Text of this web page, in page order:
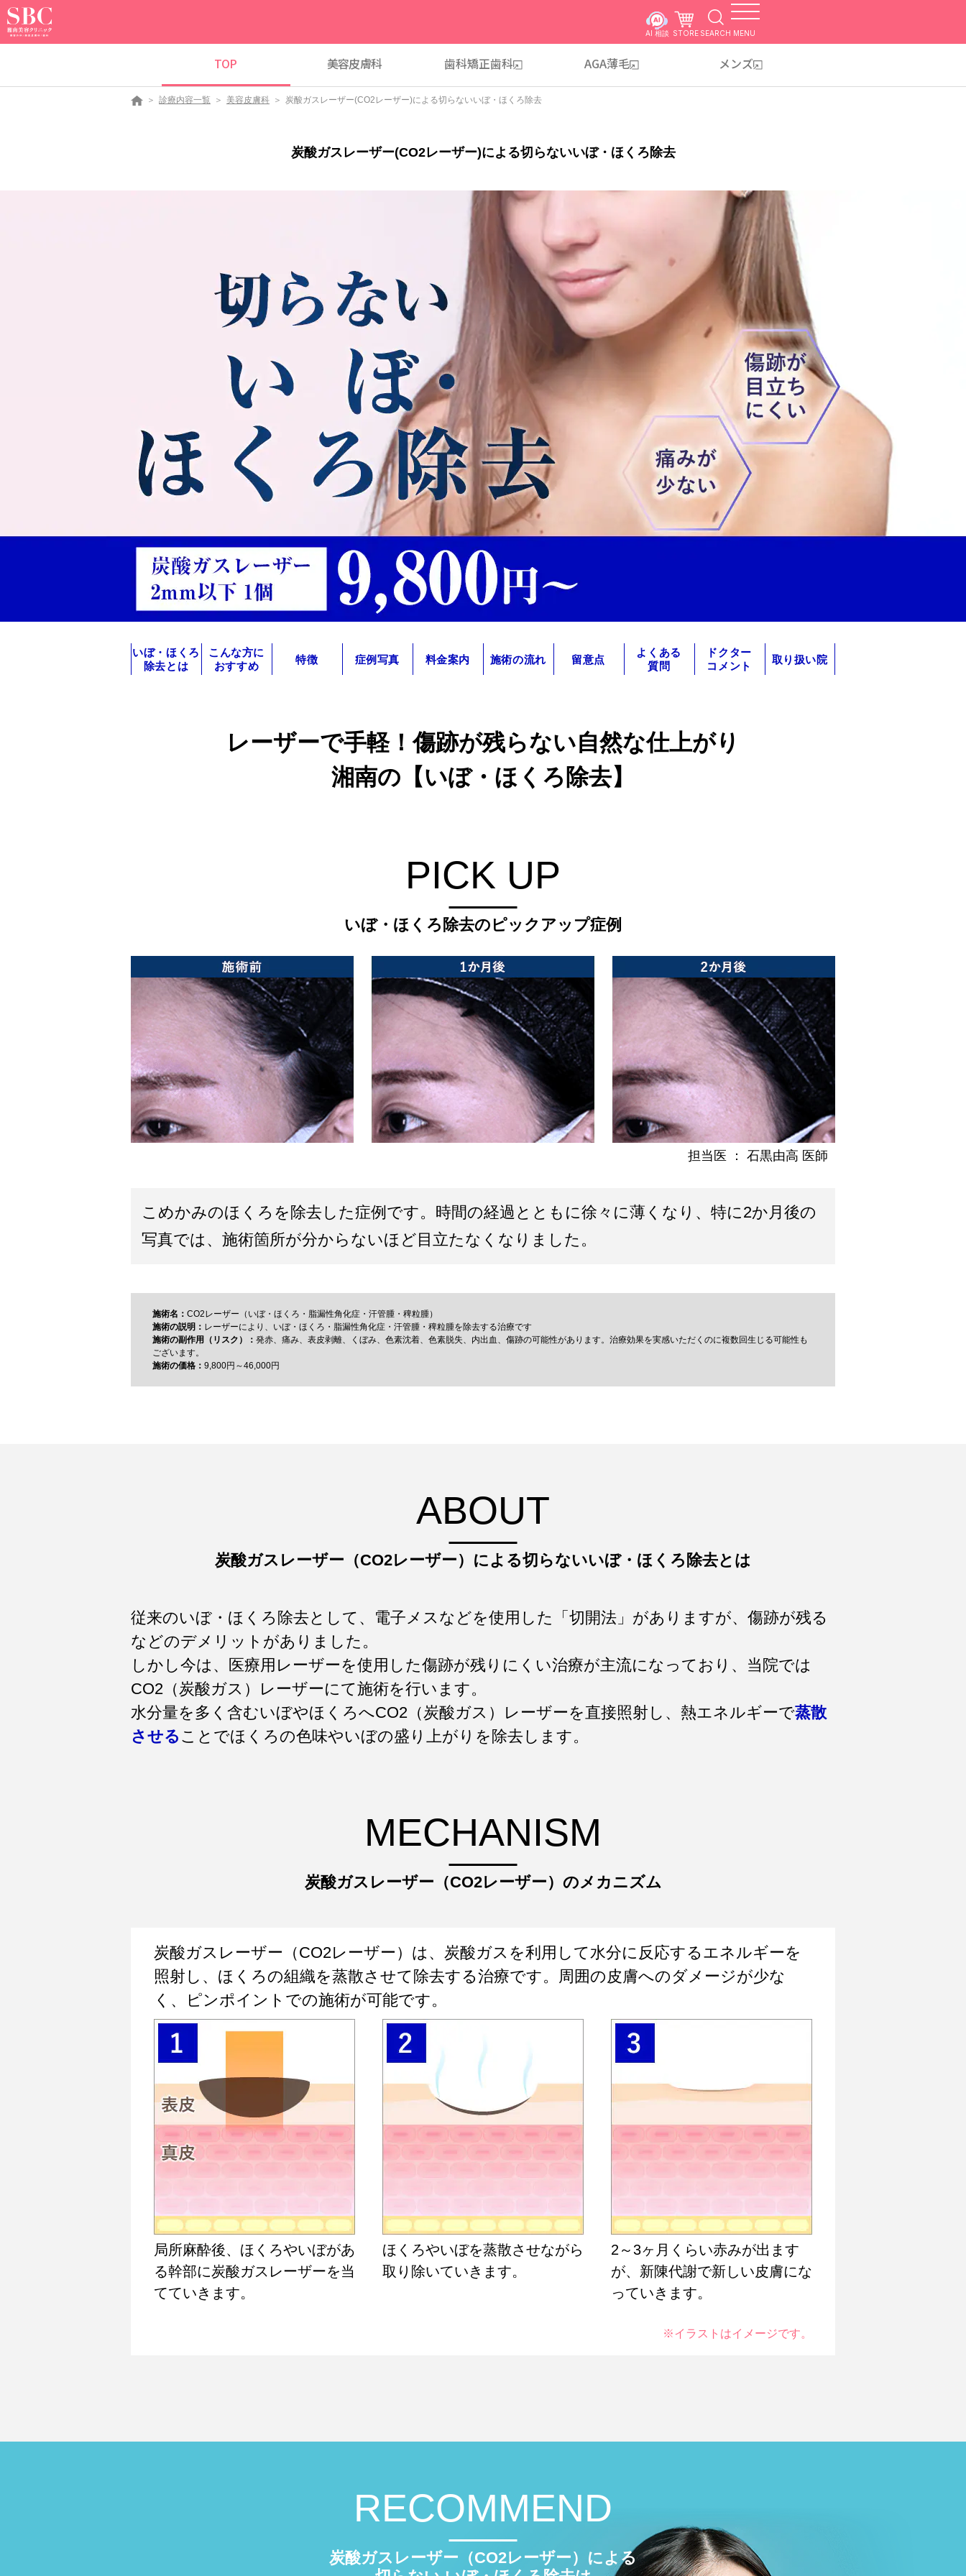
AI 相談 STORE SEARCH MENU
TOP 美容皮膚科 歯科矯正歯科 AGA薄毛 メンズ
診療内容一覧 美容皮膚科 炭酸ガスレーザー(CO2レーザー)による切らないいぼ・ほくろ除去
炭酸ガスレーザー(CO2レーザー)による切らないいぼ・ほくろ除去
いぼ・ほくろ
除去とは
こんな方に
おすすめ
特徴 症例写真 料金案内 施術の流れ 留意点
よくある
質問
ドクター
コメント
取り扱い院
レーザーで手軽！傷跡が残らない自然な仕上がり
湘南の【いぼ・ほくろ除去】
PICK UP
いぼ・ほくろ除去の ピックアップ症例
担当医 ： 石黒由高 医師
こめかみのほくろを除去した症例です。時間の経過とともに徐々に薄くなり、特に2か月後の
写真では、施術箇所が分からないほど目立たなくなりました。
施術名： CO2レーザー（いぼ・ほくろ・脂漏性角化症・汗管腫・稗粒腫）
施術の説明： レーザーにより、いぼ・ほくろ・脂漏性角化症・汗管腫・稗粒腫を除去する治療です
施術の副作用（リスク）： 発赤、痛み、表皮剥離、くぼみ、色素沈着、色素脱失、内出血、傷跡の可能性があります。治療効果を実感いただくのに複数回生じる可能性も
ございます。
施術の価格： 9,800円～46,000円
ABOUT
炭酸ガスレーザー（CO2レーザー）による切らないいぼ・ほくろ除去とは
従来のいぼ・ほくろ除去として、電子メスなどを使用した「切開法」がありますが、傷跡が残る
などのデメリットがありました。
しかし今は、医療用レーザーを使用した傷跡が残りにくい治療が主流になっており、当院では
CO2（炭酸ガス）レーザーにて施術を行います。
水分量を多く含むいぼやほくろへCO2（炭酸ガス）レーザーを直接照射し、熱エネルギーで蒸散
させる ことでほくろの色味やいぼの盛り上がりを除去します。
MECHANISM
炭酸ガスレーザー（CO2レーザー）のメカニズム
炭酸ガスレーザー（CO2レーザー）は、炭酸ガスを利用して水分に反応するエネルギーを
照射し、ほくろの組織を蒸散させて除去する治療です。周囲の皮膚へのダメージが少な
く、ピンポイントでの施術が可能です。
局所麻酔後、ほくろやいぼがあ
る幹部に炭酸ガスレーザーを当
てていきます。
ほくろやいぼを蒸散させながら
取り除いていきます。
2～3ヶ月くらい赤みが出ます
が、新陳代謝で新しい皮膚にな
っていきます。
※イラストはイメージです。
RECOMMEND
炭酸ガスレーザー（CO2レーザー）による